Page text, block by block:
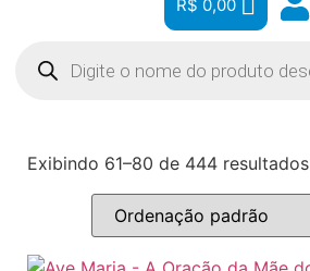
R$ 0,00
Exibindo 61–80 de 444 resultados